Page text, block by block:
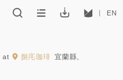
EN
at 捌㡯珈琲 宜蘭縣